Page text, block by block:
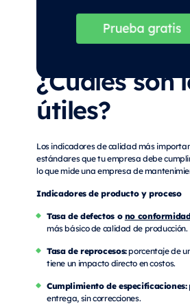
¿Cuáles son
útiles?
Los indicadores de calidad más
estándares que tu empresa debe
lo que mide una empresa de
Indicadores de producto y proceso
Tasa de defectos ono
más básico de calidad de producción.
Tasa de reprocesos:porcentaje de
tiene un impacto directo en costos.
Cumplimiento de especificaciones:
entrega, sin correcciones.